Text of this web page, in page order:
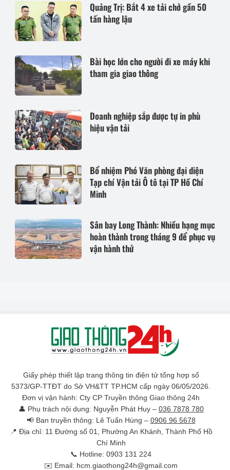
Quảng Trị: Bắt 4 xe tải chở gần 50
tấn hàng lậu
Bài học lớn cho người đi xe máy khi
tham gia giao thông
Doanh nghiệp sắp được tự in phù
hiệu vận tải
Bổ nhiệm Phó Văn phòng đại diện
Tạp chí Vận tải Ô tô tại TP Hồ Chí
Minh
Sân bay Long Thành: Nhiều hạng mục
hoàn thành trong tháng 9 để phục vụ
vận hành thử
Giấy phép thiết lập trang thông tin điện tử tổng hợp số
5373/GP-TTĐT do Sở VH&TT TP.HCM cấp ngày 06/05/2026.
Đơn vị vận hành: Cty CP Truyền thông Giao thông 24h
👤 Phụ trách nội dung: Nguyễn Phát Huy – 036 7878 780
📢 Ban truyền thông: Lê Tuấn Hùng – 0906 96 5678
📍 Địa chỉ: 11 Đường số 01, Phường An Khánh, Thành Phố Hồ
Chí Minh
📞 Hotline: 0903 131 224
✉️ Email: hcm.giaothong24h@gmail.com